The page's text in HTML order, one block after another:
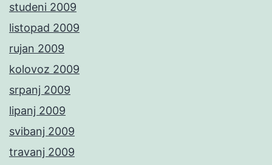
studeni 2009
listopad 2009
rujan 2009
kolovoz 2009
srpanj 2009
lipanj 2009
svibanj 2009
travanj 2009